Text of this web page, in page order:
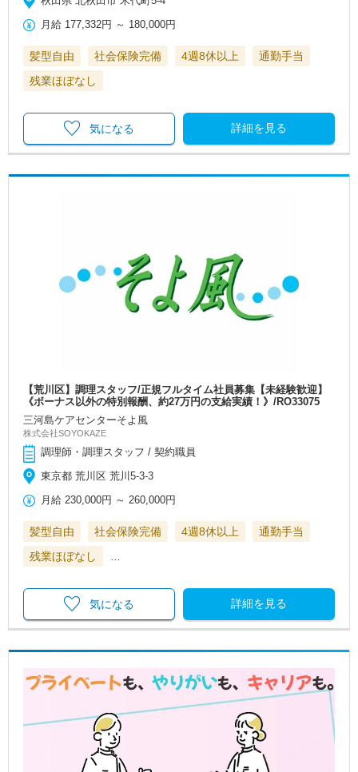
月給 177,332円 ～ 180,000円
髪型自由 社会保険完備 4週8休以上
通勤手当
残業ほぼなし
詳細を見る
気になる
【荒川区】調理スタッフ/正規フルタイム社員募集【未経験歓迎】
《ボーナス以外の特別報酬、約27万円の支給実績！》/RO33075
三河島ケアセンターそよ風
株式会社SOYOKAZE
調理師・調理スタッフ / 契約職員
東京都 荒川区 荒川5-3-3
月給 230,000円 ～260,000円
髪型自由 社会保険完備 4週8休以上
通勤手当
残業ほぼなし
…
詳細を見る
気になる